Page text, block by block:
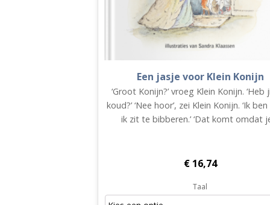
Een jasje voor Klein Konijn
‘Groot Konijn?’ vroeg Klein Konijn. ‘Heb
koud?’ ‘Nee hoor’, zei Klein Konijn. ‘Ik
ik zit te bibberen.’ ‘Dat komt omdat
€16,74
Taal